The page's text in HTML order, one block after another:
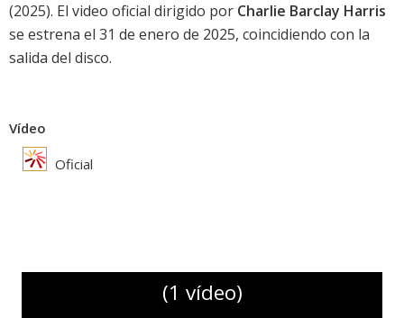
(2025). El video oficial dirigido por Charlie Barclay Harris
se estrena el 31 de enero de 2025, coincidiendo con la
salida del disco.
Vídeo
Oficial
(1 vídeo)